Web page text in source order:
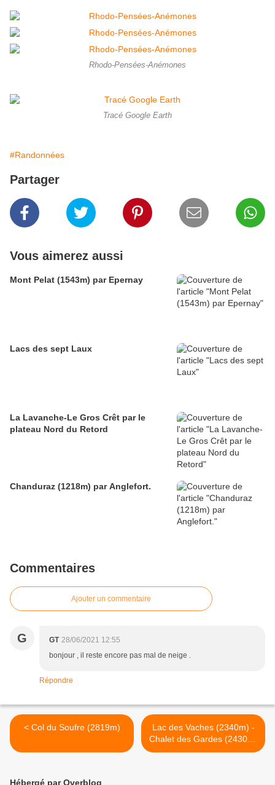
Rhodo-Pensées-Anémones
Tracé Google Earth
#Randonnées
Partager
Vous aimerez aussi
Mont Pelat (1543m) par Epernay
Lacs des sept Laux
La Lavanche-Le Gros Crêt par le
plateau Nord du Retord
Chanduraz (1218m) par Anglefort.
Commentaires
Ajouter un commentaire
G GT 28/06/2021 12:55
bonjour , il reste encore pas mal de neige .
Répondre
< Col du Soufre (2819m)
Lac des Vaches (2340m) -
Chalet des Gardes (2430m)
>
Hébergé par Overblog